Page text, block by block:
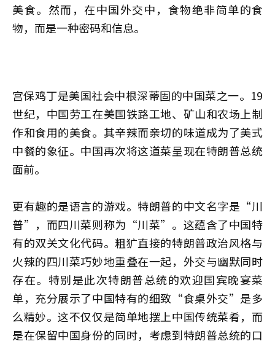
美食。然而，在中国外交中，食物绝非简单的食
物，而是一种密码和信息。
宫保鸡丁是美国社会中根深蒂固的中国菜之一。19
世纪，中国劳工在美国铁路工地、矿山和农场上制
作和食用的美食。其辛辣而亲切的味道成为了美式
中餐的象征。中国再次将这道菜呈现在特朗普总统
面前。
更有趣的是语言的游戏。特朗普的中文名字是“川
普”，而四川菜则称为“川菜”。这蕴含了中国特
有的双关文化代码。粗犷直接的特朗普政治风格与
火辣的四川菜巧妙地重叠在一起，外交与幽默同时
存在。特别是此次特朗普总统的欢迎国宾晚宴菜
单，充分展示了中国特有的细致“食桌外交”是多
么精妙。这不仅仅是简单地摆上中国传统菜肴，而
是在保留中国身份的同时，考虑到特朗普总统的口